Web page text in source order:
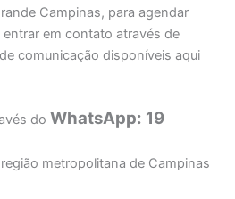
Campinas, para agendar
em contato através de
comunicação disponíveis aqui
do WhatsApp: 19
metropolitana de Campinas